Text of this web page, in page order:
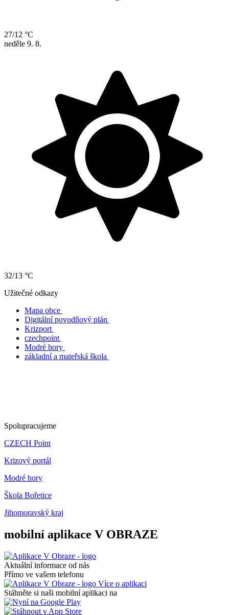
27/12 °C
neděle 9. 8.
32/13 °C
Užitečné odkazy
Mapa obce
Digitální povodňový plán
Krizport
czechpoint
Modré hory
základní a mateřská škola
Spolupracujeme
CZECH Point
Krizový portál
Modré hory
Škola Bořetice
Jihomoravský kraj
mobilní aplikace V OBRAZE
Aktuální informace od nás
Přímo ve vašem telefonu
Více o aplikaci
Stáhněte si naši mobilní aplikaci na